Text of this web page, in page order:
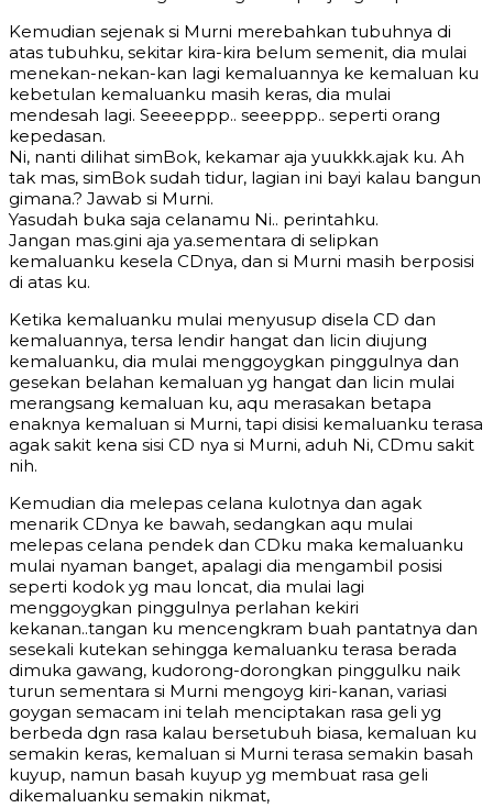
Kemudian sejenak si Murni merebahkan tubuhnya di
atas tubuhku, sekitar kira-kira belum semenit, dia mulai
menekan-nekan-kan lagi kemaluannya ke kemaluan ku
kebetulan kemaluanku masih keras, dia mulai
mendesah lagi. Seeeeppp.. seeeppp.. seperti orang
kepedasan.
Ni, nanti dilihat simBok, kekamar aja yuukkk.ajak ku. Ah
tak mas, simBok sudah tidur, lagian ini bayi kalau bangun
gimana.? Jawab si Murni.
Yasudah buka saja celanamu Ni.. perintahku.
Jangan mas.gini aja ya.sementara di selipkan
kemaluanku kesela CDnya, dan si Murni masih berposisi
di atas ku.
Ketika kemaluanku mulai menyusup disela CD dan
kemaluannya, tersa lendir hangat dan licin diujung
kemaluanku, dia mulai menggoygkan pinggulnya dan
gesekan belahan kemaluan yg hangat dan licin mulai
merangsang kemaluan ku, aqu merasakan betapa
enaknya kemaluan si Murni, tapi disisi kemaluanku terasa
agak sakit kena sisi CD nya si Murni, aduh Ni, CDmu sakit
nih.
Kemudian dia melepas celana kulotnya dan agak
menarik CDnya ke bawah, sedangkan aqu mulai
melepas celana pendek dan CDku maka kemaluanku
mulai nyaman banget, apalagi dia mengambil posisi
seperti kodok yg mau loncat, dia mulai lagi
menggoygkan pinggulnya perlahan kekiri
kekanan..tangan ku mencengkram buah pantatnya dan
sesekali kutekan sehingga kemaluanku terasa berada
dimuka gawang, kudorong-dorongkan pinggulku naik
turun sementara si Murni mengoyg kiri-kanan, variasi
goygan semacam ini telah menciptakan rasa geli yg
berbeda dgn rasa kalau bersetubuh biasa, kemaluan ku
semakin keras, kemaluan si Murni terasa semakin basah
kuyup, namun basah kuyup yg membuat rasa geli
dikemaluanku semakin nikmat,